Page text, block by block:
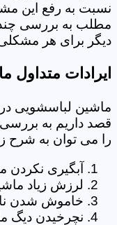
نسبت به رفع این
مطلب به بررسی چند
دیگر برای هر مشکلی نیاز
ایرادات متداول
ماشین لباسشویی
قصد داریم به بررسی
را می توان به شرح
آبگیری نکردن
لرزش زیاد
خاموش شدن
نچرخیدن دیگ